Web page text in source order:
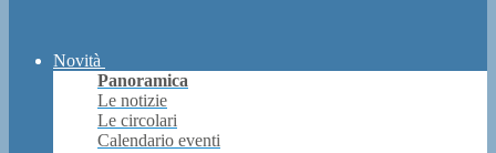
Novità
Panoramica
Le notizie
Le circolari
Calendario eventi